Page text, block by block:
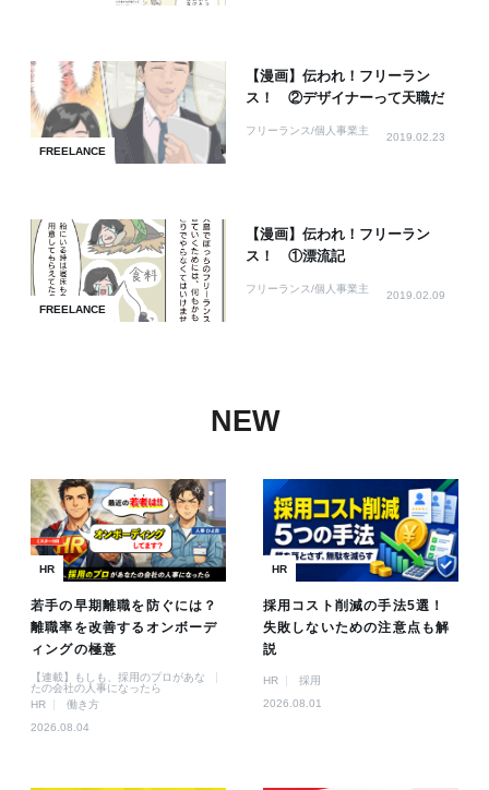
FREELANCE
【漫画】伝われ！フリーラン
ス！ ②デザイナーって天職だ
フリーランス/個人事業主
2019.02.23
FREELANCE
【漫画】伝われ！フリーラン
ス！ ①漂流記
フリーランス/個人事業主
2019.02.09
NEW
HR
若手の早期離職を防ぐには？
離職率を改善するオンボーデ
ィングの極意
【連載】もしも、採用のプロがあな
たの会社の人事になったら
HR
働き方
2026.08.04
HR
採用コスト削減の手法5選！
失敗しないための注意点も解
説
HR
採用
2026.08.01